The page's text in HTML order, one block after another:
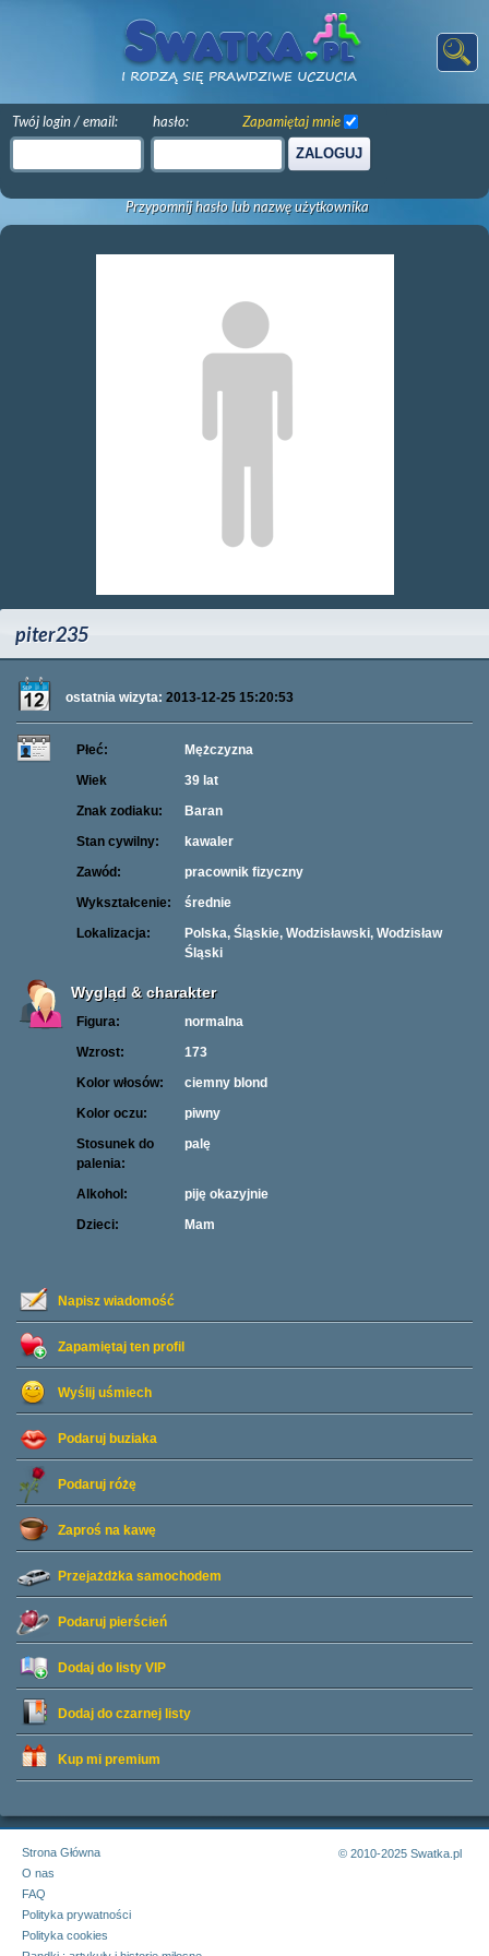
Twój login / email: hasło:
ZALOGUJ
Zapamiętaj mnie
Przypomnij hasło lub nazwę użytkownika
piter235
ostatnia wizyta: 2013-12-25 15:20:53
Napisz wiadomość
Zapamiętaj ten profil
Wyślij uśmiech
Podaruj buziaka
Podaruj różę
Zaproś na kawę
Przejażdżka samochodem
Podaruj pierścień
Dodaj do listy VIP
Dodaj do czarnej listy
Kup mi premium
Płeć:
Mężczyzna
Wiek
39 lat
Znak zodiaku:
Baran
Stan cywilny:
kawaler
Zawód:
pracownik fizyczny
Wykształcenie:
średnie
Lokalizacja:
Polska, Śląskie, Wodzisławski, Wodzisław
Śląski
Wygląd & charakter
Figura:
normalna
Wzrost:
173
Kolor włosów:
ciemny blond
Kolor oczu:
piwny
Stosunek do
palenia:
palę
Alkohol:
piję okazyjnie
Dzieci:
Mam
Strona Główna
O nas
FAQ
Polityka prywatności
Polityka cookies
© 2010-2025 Swatka.pl